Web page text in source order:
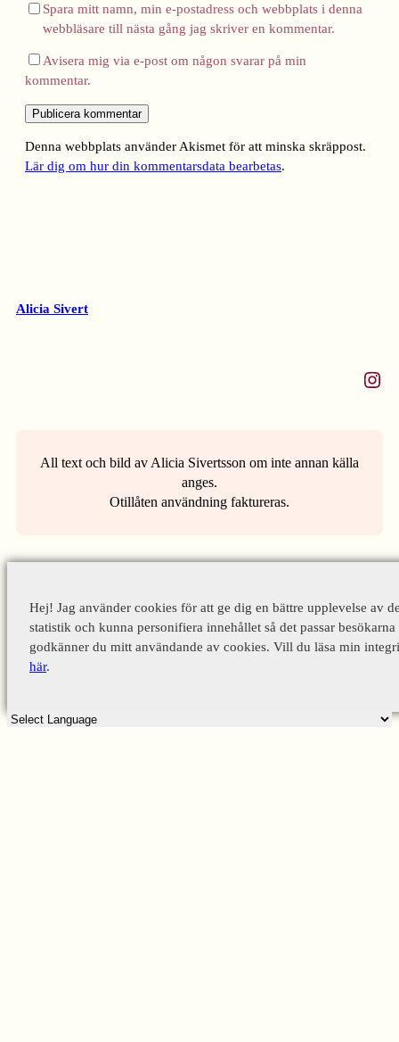
Spara mitt namn, min e-postadress och webbplats i denna
webbläsare till nästa gång jag skriver en kommentar.
Avisera mig via e-post om någon svarar på min
kommentar.
Denna webbplats använder Akismet för att minska skräppost.
Lär dig om hur din kommentarsdata bearbetas.
Alicia Sivert
Instagram
All text och bild av Alicia Sivertsson om inte annan källa
anges.
Otillåten användning faktureras.
Hej! Jag använder cookies för att ge dig en bättre upplevelse av
statistik och kunna personifiera innehållet så det passar
godkänner du mitt användande av cookies. Vill du läsa min
här.